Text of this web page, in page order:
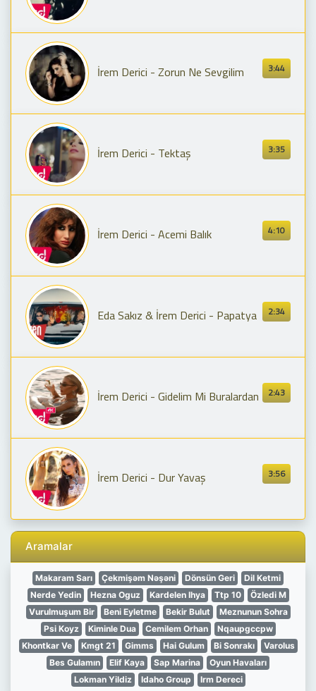
3:44
İrem Derici - Zorun Ne Sevgilim
3:35
İrem Derici - Tektaş
4:10
İrem Derici - Acemi Balık
2:34
Eda Sakız & İrem Derici - Papatya
2:43
İrem Derici - Gidelim Mi Buralardan
3:56
İrem Derici - Dur Yavaş
Aramalar
Makaram Sarı Çekmişəm Nəşəni Dönsün Geri
Dil Ketmi
Nerde Yedin
Hezna Oguz Kardelen Ihya Ttp 10
Özledi M
Vurulmuşum Bir
Beni Eyletme Bekir Bulut
Meznunun Sohra
Psi Koyz
Kiminle Dua Cemilem Orhan
Nqaupgccpw
Khontkar Ve
Kmgt 21 Gimms Hai Gulum Bi Sonrakı
Varolus
Bes Gulamın
Elif Kaya Sap Marina
Oyun Havaları
Lokman Yildiz
Idaho Group Irm Dereci